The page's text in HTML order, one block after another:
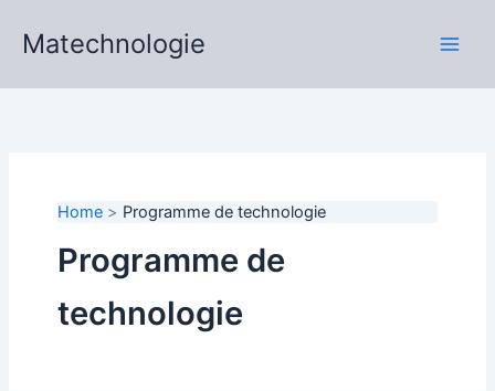
Matechnologie
Home Programme de technologie
Programme de
technologie